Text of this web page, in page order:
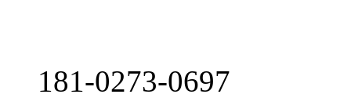
181-0273-0697